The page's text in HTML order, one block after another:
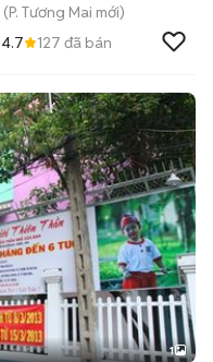
(P. Tương Mai mới)
4.7 127 đã bán
1